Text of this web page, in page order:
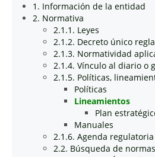
1. Información de la entidad
2. Normativa
2.1.1. Leyes
2.1.2. Decreto único
2.1.3. Normatividad
2.1.4. Vínculo al diario o
2.1.5. Políticas,
Políticas
Lineamientos
Plan
Manuales
2.1.6. Agenda regulatoria
2.2. Búsqueda de normas